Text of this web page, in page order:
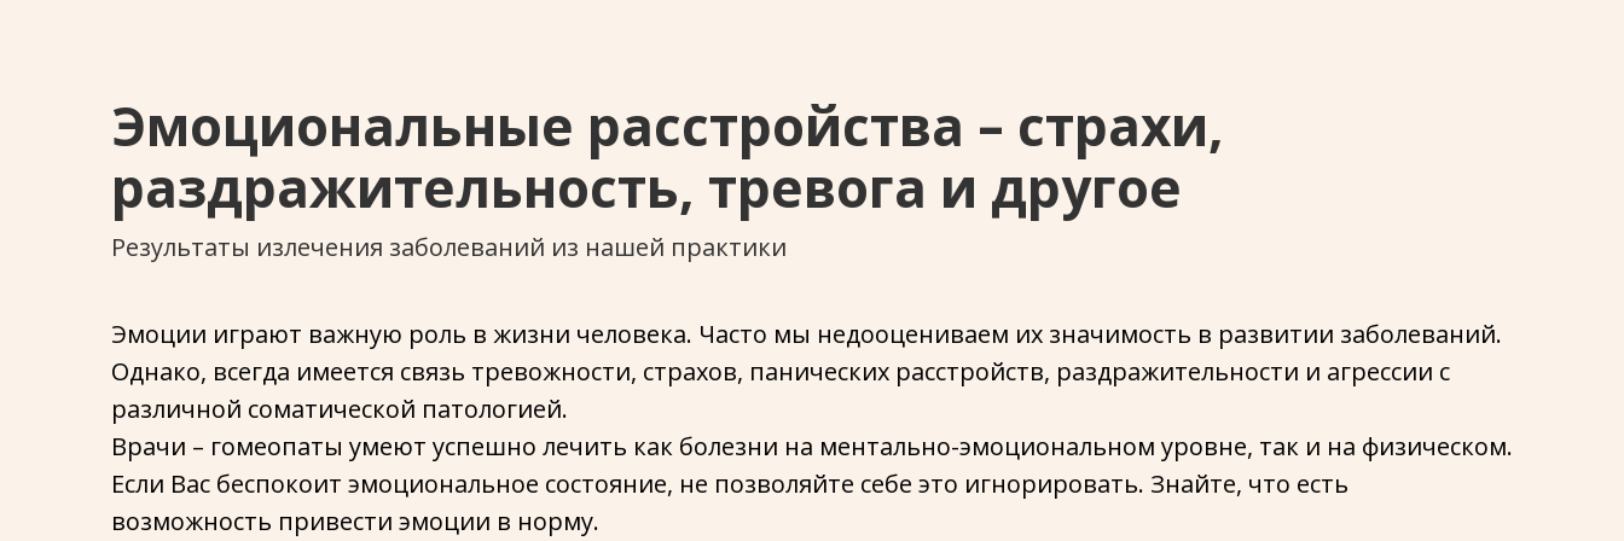
Эмоциональные расстройства – страхи,
раздражительность, тревога и другое
Результаты излечения заболеваний из нашей практики
Эмоции играют важную роль в жизни человека. Часто мы недооцениваем их значимость в развитии заболеваний.
Однако, всегда имеется связь тревожности, страхов, панических расстройств, раздражительности и агрессии с
различной соматической патологией.
Врачи – гомеопаты умеют успешно лечить как болезни на ментально-эмоциональном уровне, так и на физическом.
Если Вас беспокоит эмоциональное состояние, не позволяйте себе это игнорировать. Знайте, что есть
возможность привести эмоции в норму.